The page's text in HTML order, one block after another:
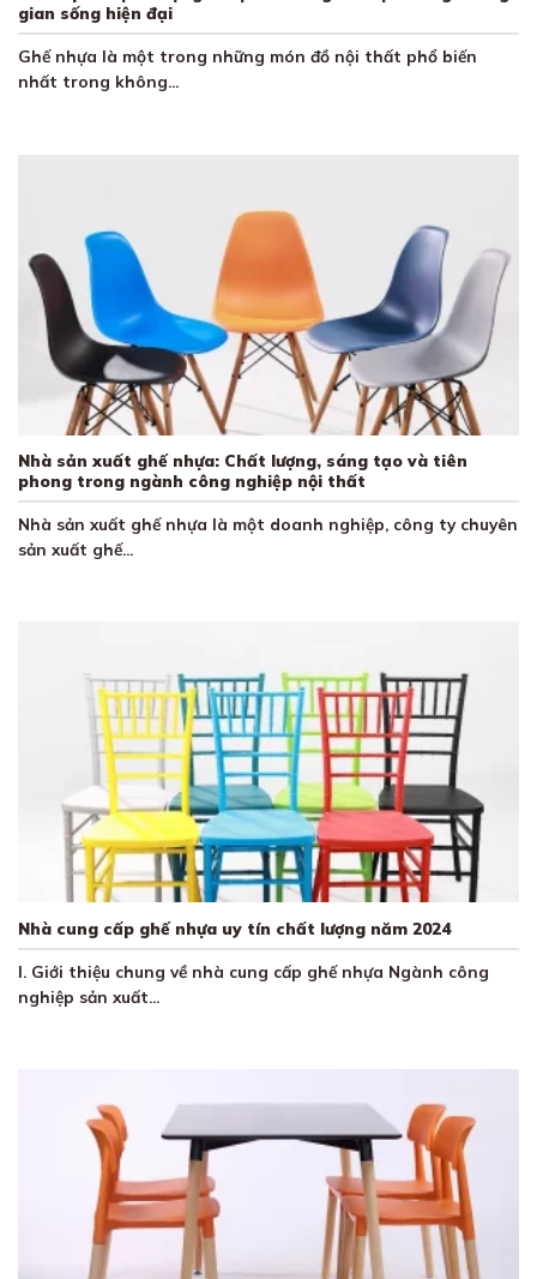
gian sống hiện đại
Ghế nhựa là một trong những món đồ nội thất phổ biến
nhất trong không...
Nhà sản xuất ghế nhựa: Chất lượng, sáng tạo và tiên
phong trong ngành công nghiệp nội thất
Nhà sản xuất ghế nhựa là một doanh nghiệp, công ty chuyên
sản xuất ghế...
Nhà cung cấp ghế nhựa uy tín chất lượng năm 2024
I. Giới thiệu chung về nhà cung cấp ghế nhựa Ngành công
nghiệp sản xuất...